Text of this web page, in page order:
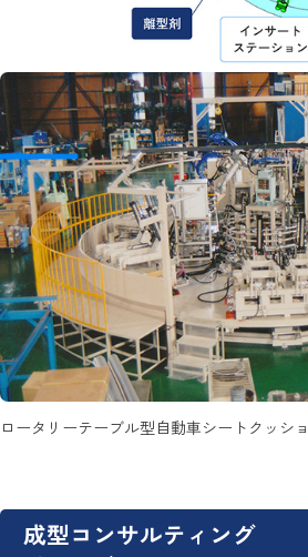
ロータリーテーブル型自動車シートクッシ
成型コンサルティング